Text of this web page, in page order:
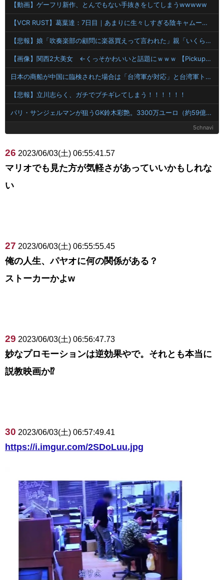
【動画】ゲーフリ新作、とんでもない手抜きをしてしまうwwwww
【VCR RUST】葛葉達：7日目｜あまりに生々しすぎる陰キャムーブでギャルをガチ困惑
【悲報】娘「吹奏楽部の顧問に楽器買えって言われた」親「いくらなの？」娘「60万」
【画像】関西2大美女 ←くっそかわいいと話題にｗｗｗ 【Pickup06072011】
日本の商船が中国に臨検された場合は「台湾軍が対応」と台湾軍トップ！
【悲報】立川志らく、ガチでブチギレてしまう！！！！！！
パリ・サンジェルマンが狙うGK鈴木彩艶。3300万ユーロ（約59億7000万円）のオファー提示も、パルマは要求額を釣り上げ
5chnavi
26 2023/06/03(土) 06:55:41.57
マリオでも見た方が気軽さがあっていいかもしれな
い
27 2023/06/03(土) 06:55:55.45
俺の人生、パヤオに何の関係がある？
ストーカーかよw
29 2023/06/03(土) 06:56:47.73
妙なプロモーションは逆効果やで。それとも本当に
説教映画か⁉︎
30 2023/06/03(土) 06:57:49.41
https://i.imgur.com/2SDoLuu.jpg